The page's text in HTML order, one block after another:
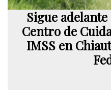
Sigue
Centro de
IMSS en